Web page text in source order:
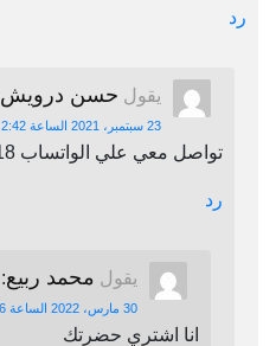
رد
يقول حسن درويش
23 سبتمبر، 2021 الساعة 2:42 ص
تواصل معي علي الواتساب 00249905364318
رد
يقول محمد ربيع:
30 مارس، 2022 الساعة 1:56 م
انا اشتري حضرتك